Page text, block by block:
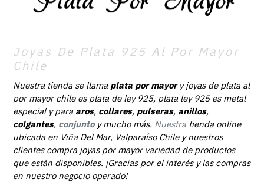
Joyas De Plata 925 Al Por Mayor
Chile
Nuestra tienda se llama plata por mayory joyas de plata al
por mayor chile es plata de ley 925, plata ley 925 es metal
especial y para aros, collares, pulseras, anillos,
colgantes, conjunto y mucho más. Nuestra tienda online
ubicada en Viña Del Mar, Valparaíso Chile y nuestros
clientes compra joyas por mayor variedad de productos
que están disponibles. ¡Gracias por el interés y las compras
en nuestro negocio operado!